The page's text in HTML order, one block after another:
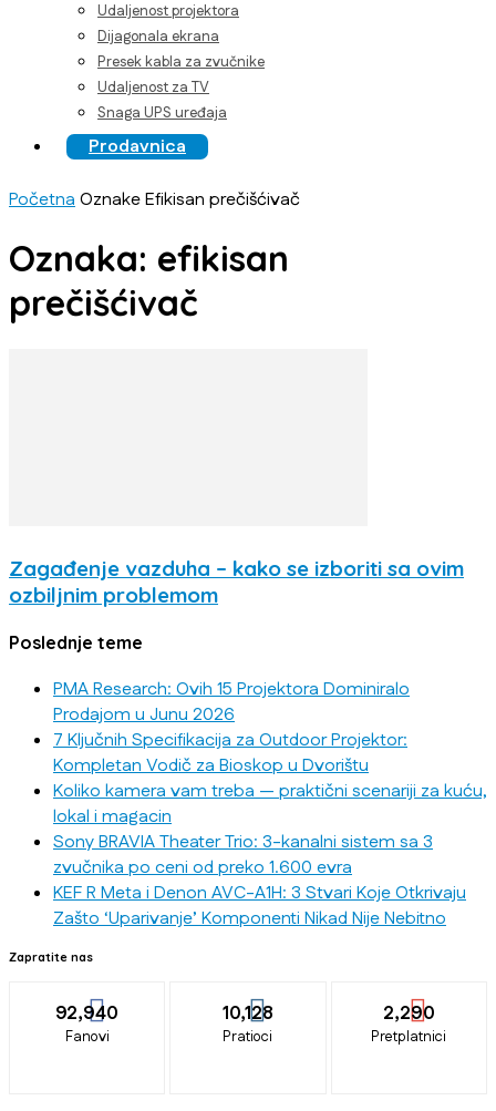
Udaljenost projektora
Dijagonala ekrana
Presek kabla za zvučnike
Udaljenost za TV
Snaga UPS uređaja
Prodavnica
PočetnaOznakeEfikisan prečišćivač
Oznaka: efikisan
prečišćivač
Zagađenje vazduha – kako se izboriti sa ovim
ozbiljnim problemom
Poslednje teme
PMA Research: Ovih 15 Projektora Dominiralo
Prodajom u Junu 2026
7 Ključnih Specifikacija za Outdoor Projektor:
Kompletan Vodič za Bioskop u Dvorištu
Koliko kamera vam treba — praktični scenariji za kuću,
lokal i magacin
Sony BRAVIA Theater Trio: 3-kanalni sistem sa 3
zvučnika po ceni od preko 1.600 evra
KEF R Meta i Denon AVC-A1H: 3 Stvari Koje Otkrivaju
Zašto ‘Uparivanje’ Komponenti Nikad Nije Nebitno
Zapratite nas
92,940
Fanovi
10,128
Pratioci
2,290
Pretplatnici